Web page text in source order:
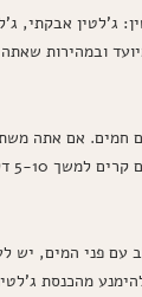
ג'לטין אבקתי,
ובמהירות שאתה
חמים. אם אתה
5-10 דקות.
עם פני המים, יש
מהכנסת